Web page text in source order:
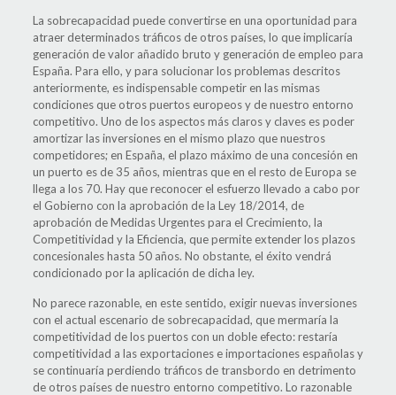
La sobrecapacidad puede convertirse en una oportunidad para
atraer determinados tráficos de otros países, lo que implicaría
generación de valor añadido bruto y generación de empleo para
España. Para ello, y para solucionar los problemas descritos
anteriormente, es indispensable competir en las mismas
condiciones que otros puertos europeos y de nuestro entorno
competitivo. Uno de los aspectos más claros y claves es poder
amortizar las inversiones en el mismo plazo que nuestros
competidores; en España, el plazo máximo de una concesión en
un puerto es de 35 años, mientras que en el resto de Europa se
llega a los 70. Hay que reconocer el esfuerzo llevado a cabo por
el Gobierno con la aprobación de la Ley 18/2014, de
aprobación de Medidas Urgentes para el Crecimiento, la
Competitividad y la Eficiencia, que permite extender los plazos
concesionales hasta 50 años. No obstante, el éxito vendrá
condicionado por la aplicación de dicha ley.
No parece razonable, en este sentido, exigir nuevas inversiones
con el actual escenario de sobrecapacidad, que mermaría la
competitividad de los puertos con un doble efecto: restaría
competitividad a las exportaciones e importaciones españolas y
se continuaría perdiendo tráficos de transbordo en detrimento
de otros países de nuestro entorno competitivo. Lo razonable